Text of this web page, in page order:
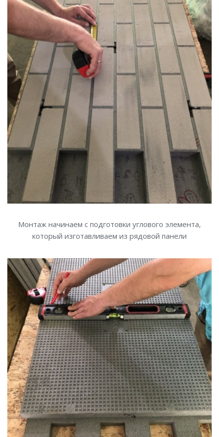
Монтаж начинаем с подготовки углового элемента,
который изготавливаем из рядовой панели